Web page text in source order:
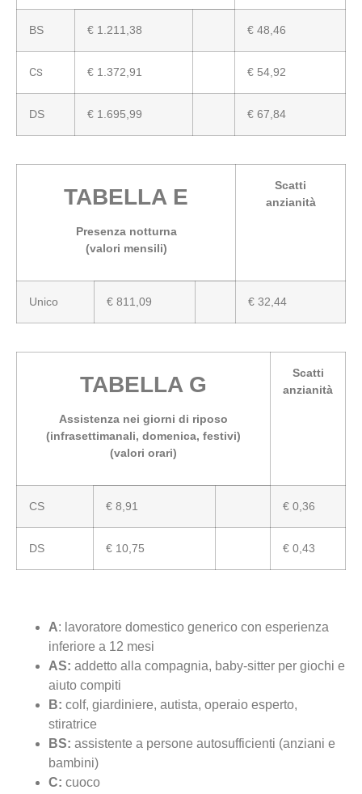
BS € 1.211,38 € 48,46
CS € 1.372,91 € 54,92
DS € 1.695,99 € 67,84
TABELLA E
Presenza notturna
(valori mensili)
Scatti
anzianità
Unico € 811,09 € 32,44
TABELLA G
Assistenza nei giorni di riposo
(infrasettimanali, domenica, festivi)
(valori orari)
Scatti
anzianità
CS € 8,91 € 0,36
DS € 10,75 € 0,43
A: lavoratore domestico generico con esperienza
inferiore a 12 mesi
AS: addetto alla compagnia, baby-sitter per giochi e
aiuto compiti
B: colf, giardiniere, autista, operaio esperto,
stiratrice
BS: assistente a persone autosufficienti (anziani e
bambini)
C: cuoco